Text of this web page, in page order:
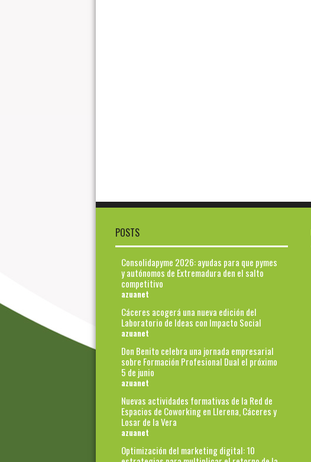
POSTS
Consolidapyme 2026: ayudas para que pymes
y autónomos de Extremadura den el salto
competitivo
azuanet
Cáceres acogerá una nueva edición del
Laboratorio de Ideas con Impacto Social
azuanet
Don Benito celebra una jornada empresarial
sobre Formación Profesional Dual el próximo
5 de junio
azuanet
Nuevas actividades formativas de la Red de
Espacios de Coworking en Llerena, Cáceres y
Losar de la Vera
azuanet
Optimización del marketing digital: 10